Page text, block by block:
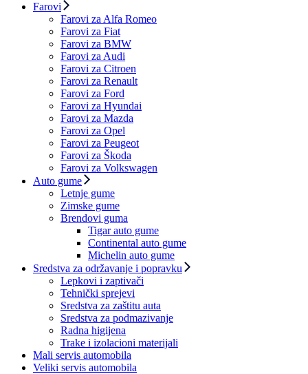
Farovi
Farovi za Alfa Romeo
Farovi za Fiat
Farovi za BMW
Farovi za Audi
Farovi za Citroen
Farovi za Renault
Farovi za Ford
Farovi za Hyundai
Farovi za Mazda
Farovi za Opel
Farovi za Peugeot
Farovi za Škoda
Farovi za Volkswagen
Auto gume
Letnje gume
Zimske gume
Brendovi guma
Tigar auto gume
Continental auto gume
Michelin auto gume
Sredstva za održavanje i popravku
Lepkovi i zaptivači
Tehnički sprejevi
Sredstva za zaštitu auta
Sredstva za podmazivanje
Radna higijena
Trake i izolacioni materijali
Mali servis automobila
Veliki servis automobila